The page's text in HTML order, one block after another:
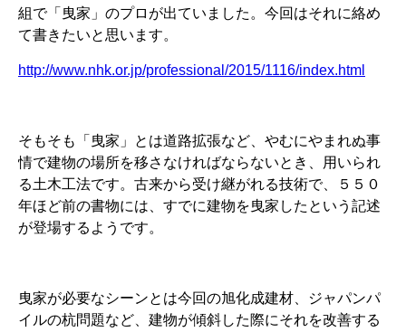
組で「曳家」のプロが出ていました。今回はそれに絡め
て書きたいと思います。
http://www.nhk.or.jp/professional/2015/1116/index.html
そもそも「曳家」とは道路拡張など、やむにやまれぬ事
情で建物の場所を移さなければならないとき、用いられ
る土木工法です。古来から受け継がれる技術で、５５０
年ほど前の書物には、すでに建物を曳家したという記述
が登場するようです。
曳家が必要なシーンとは今回の旭化成建材、ジャパンパ
イルの杭問題など、建物が傾斜した際にそれを改善する